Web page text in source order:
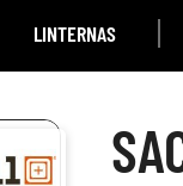
LINTERNAS